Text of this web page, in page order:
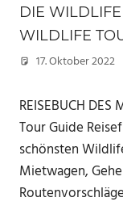
DIE
WILDLIFE
17. Oktober 2022
REISEBUCH
Tour Guide
schönsten
Mietwagen,